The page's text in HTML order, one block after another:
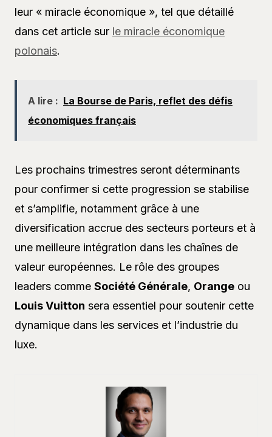
leur « miracle économique », tel que détaillé
dans cet article sur le miracle économique
polonais.
A lire : La Bourse de Paris, reflet des défis
économiques français
Les prochains trimestres seront déterminants
pour confirmer si cette progression se stabilise
et s’amplifie, notamment grâce à une
diversification accrue des secteurs porteurs et à
une meilleure intégration dans les chaînes de
valeur européennes. Le rôle des groupes
leaders comme Société Générale, Orange ou
Louis Vuitton sera essentiel pour soutenir cette
dynamique dans les services et l’industrie du
luxe.